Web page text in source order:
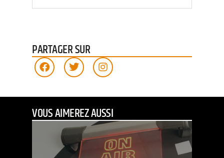
PARTAGER SUR
VOUS AIMEREZ AUSSI